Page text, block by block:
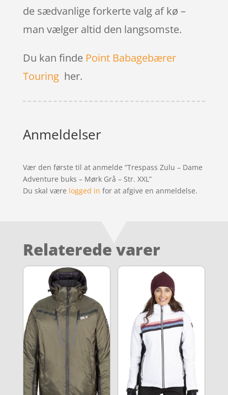
de sædvanlige forkerte valg af kø –
man vælger altid den langsomste.
Du kan finde Point Babagebærer
Touringher.
Anmeldelser
Vær den første til at anmelde “Trespass Zulu – Dame
Adventure buks – Mørk Grå – Str. XXL”
Du skal være logged in for at afgive en anmeldelse.
Relaterede varer